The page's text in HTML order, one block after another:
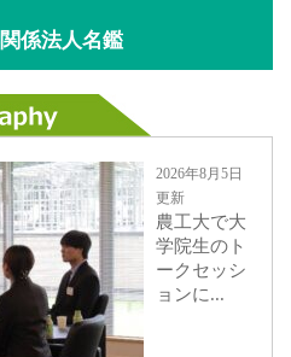
係法人名鑑
2026年8月5日
更新
農工大で大
学院生のト
ークセッシ
ョンに...